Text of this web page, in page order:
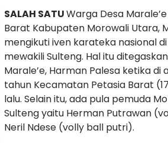
SALAH SATUWarga Desa
Barat Kabupaten Morowali Utara,
mengikuti iven karateka nasional
mewakili Sulteng. Hal itu
Marale’e, Harman Palesa ketika di
tahun Kecamatan Petasia Barat
lalu. Selain itu, ada pula pemuda
Sulteng yaitu Herman Putrawan
Neril Ndese (volly ball putri).